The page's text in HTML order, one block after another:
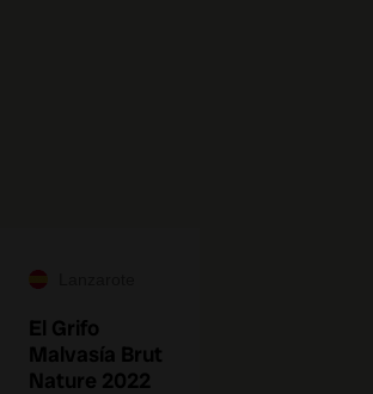
El Grifo
Malvasía Brut
Nature 2022